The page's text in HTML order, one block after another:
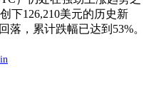
下126,210美元的历史新
落，累计跌幅已达到53%。